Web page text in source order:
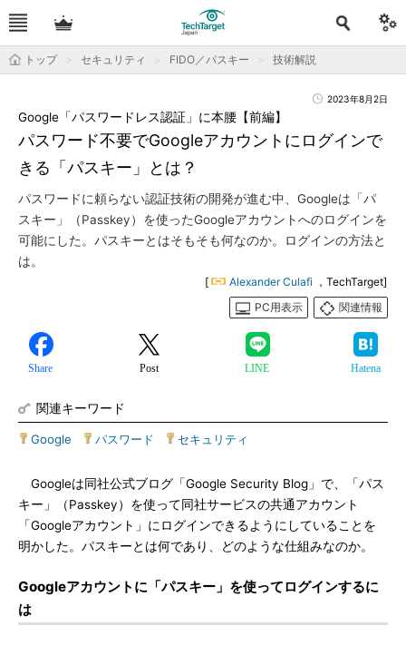
トップ セキュリティ FIDO／パスキー 技術解説
2023年8月2日
パスワード不要でGoogleアカウントにログインで
きる「パスキー」とは？
Google「パスワードレス認証」に本腰【前編】
パスワードに頼らない認証技術の開発が進む中、Googleは「パ
スキー」（Passkey）を使ったGoogleアカウントへのログインを
可能にした。パスキーとはそもそも何なのか。ログインの方法と
は。
[ Alexander Culafi ，TechTarget]
PC用表示
関連情報
Share Post LINE Hatena
関連キーワード
Google パスワード セキュリティ
Googleは同社公式ブログ「Google Security Blog」で、「パス
キー」（Passkey）を使って同社サービスの共通アカウント
「Googleアカウント」にログインできるようにしていることを
明かした。パスキーとは何であり、どのような仕組みなのか。
Googleアカウントに「パスキー」を使ってログインするに
は